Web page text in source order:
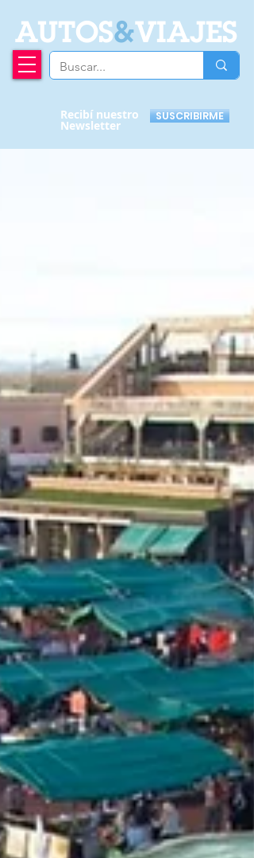
AUTOS&VIAJES
Recibí nuestro
Newsletter
SUSCRIBIRME